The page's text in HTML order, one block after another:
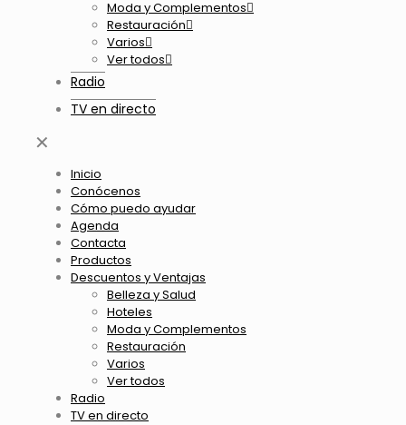
Moda y Complementos
Restauración
Varios
Ver todos
Radio
TV en directo
✕
Inicio
Conócenos
Cómo puedo ayudar
Agenda
Contacta
Productos
Descuentos y Ventajas
Belleza y Salud
Hoteles
Moda y Complementos
Restauración
Varios
Ver todos
Radio
TV en directo